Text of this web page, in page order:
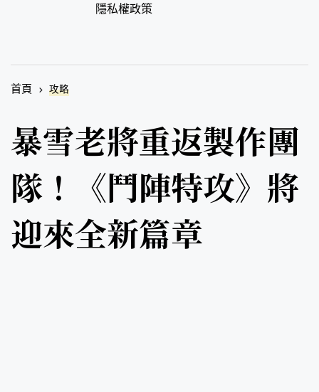
隱私權政策
首頁 攻略
暴雪老將重返製作團
隊！《鬥陣特攻》將
迎來全新篇章